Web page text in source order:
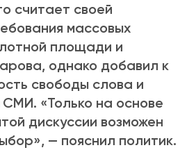
считает своей
массовых
площади и
однако добавил к
свободы слова и
СМИ. «Только на основе
дискуссии возможен
— пояснил политик.